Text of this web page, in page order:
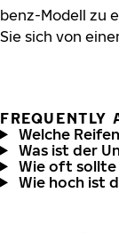
benz-Modell zu
Sie sich von
FREQUENTLY
Welche
Was ist der
Wie oft sollte
Wie hoch ist